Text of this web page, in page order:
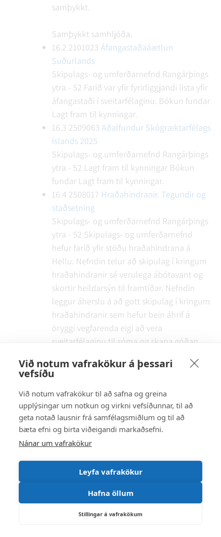
Við notum vafrakökur á þessari
vefsíðu
Við notum vafrakökur til að safna og greina
upplýsingar um notkun og virkni vefsíðunnar, til að
geta notað lausnir frá samfélagsmiðlum og til að
bæta efni og birta viðeigandi markaðsefni.
Nánar um vafrakökur
Leyfa vafrakökur
Hafna öllum
Stillingar á vafrakökum
samþykkt.
Samþykkt samhljóða.
16.2 2101023 Áfangastaðaáætlun
Suðurlands
Skipulags- og umferðarnefnd Rangárþings
ytra - 52 Farið var yfir fyrirliggjandi lista yfir
áfangastaði í sveitarfélaginu. Bókun fundar
Lagt fram til kynningar.
16.3 2509063 Aðalfundur Skógræktarfélags
Íslands 2025
Skipulags- og umferðarnefnd Rangárþings
ytra - 52 Lagt fram til kynningar Bókun
fundar Lagt fram til kynningar.
16.4 2508017 Hraðahindranir. Tegundir og
staðsetning
Skipulags- og umferðarnefnd Rangárþings
ytra - 52 Skipulags- og umferðarnefnd
hefur farið yfir stöðu hraðahindrana á
Hellu. Nefndin telur að skipulag í kringum
hraðahindranir sé verulega ábótavant og
skortir heildarsýn til framtíðar. Nefndin
leggur áherslu á að gott skipulag í kringum
hraðahindranir sem hefur bein áhrif á
öryggi vegfarenda eigi að vera
sveitarfélaginu til sóma og skapa góðan
málinu til framkvæmda- og eignanefndar.
Samþykkt samhljóða.
16.52505035 Umferðarmál 2025. Staða
mála
Skipulags- og umferðarnefnd Rangárþings
ytra - 52Farið yfir stöðuna frá síðasta fundi.
Nefndin telur brýna þörf á að göngustígar
milli gatna í Öldum og Söndum verði
upplýstir og að hugað verði sérstaklega að
bættari lýsingu gönguleiða barna á leið til
og frá skóla.